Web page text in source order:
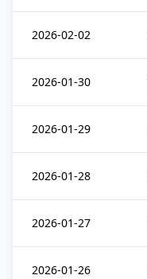
2026-02-02
2026-01-30
2026-01-29
2026-01-28
2026-01-27
2026-01-26